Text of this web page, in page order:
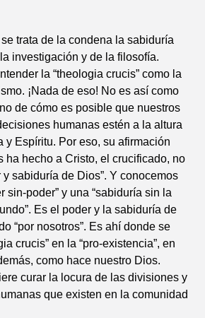
trata de la condena la sabiduría
investigación y de la filosofía.
la “theologia crucis” como la
¡Nada de eso! No es así como
de cómo es posible que nuestros
humanas estén a la altura
y Espíritu. Por eso, su afirmación
ha hecho a Cristo, el crucificado, no
y sabiduría de Dios”. Y conocemos
sin-poder” y una “sabiduría sin la
Es el poder y la sabiduría de
“por nosotros”. Es ahí donde se
crucis” en la “pro-existencia”, en
como hace nuestro Dios.
curar la locura de las divisiones y
que existen en la comunidad